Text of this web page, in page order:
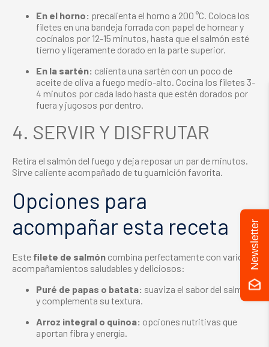
En el horno: precalienta el horno a 200 °C. Coloca los
filetes en una bandeja forrada con papel de hornear y
cocínalos por 12-15 minutos, hasta que el salmón esté
tierno y ligeramente dorado en la parte superior.
En la sartén: calienta una sartén con un poco de
aceite de oliva a fuego medio-alto. Cocina los filetes 3-
4 minutos por cada lado hasta que estén dorados por
fuera y jugosos por dentro.
4. SERVIR Y DISFRUTAR
Retira el salmón del fuego y deja reposar un par de minutos.
Sirve caliente acompañado de tu guarnición favorita.
Opciones para
acompañar esta receta
Este filete de salmón combina perfectamente con varios
acompañamientos saludables y deliciosos:
Puré de papas o batata: suaviza el sabor del salmón
y complementa su textura.
Arroz integral o quinoa: opciones nutritivas que
aportan fibra y energía.
Newsletter